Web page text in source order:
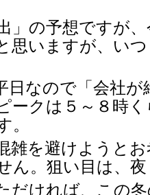
」の予想ですが
思いますが、い
日なので「会社
ークは５～８時
。
雑を避けようと
ん。狙い目は、
だければ、この